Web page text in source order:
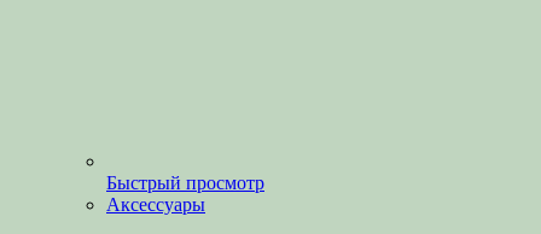
Быстрый просмотр
Аксессуары